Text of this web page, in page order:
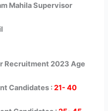
Mahila Supervisor
Recruitment 2023 Age
Candidates :21- 40